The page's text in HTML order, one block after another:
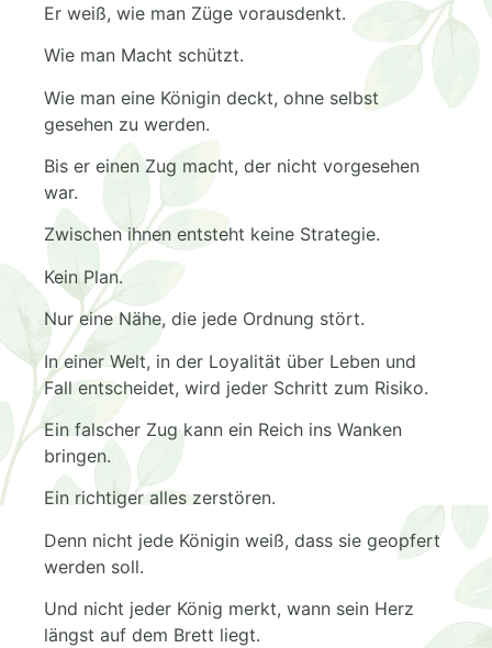
Er weiß, wie man Züge vorausdenkt.
Wie man Macht schützt.
Wie man eine Königin deckt, ohne selbst
gesehen zu werden.
Bis er einen Zug macht, der nicht vorgesehen
war.
Zwischen ihnen entsteht keine Strategie.
Kein Plan.
Nur eine Nähe, die jede Ordnung stört.
In einer Welt, in der Loyalität über Leben und
Fall entscheidet, wird jeder Schritt zum Risiko.
Ein falscher Zug kann ein Reich ins Wanken
bringen.
Ein richtiger alles zerstören.
Denn nicht jede Königin weiß, dass sie geopfert
werden soll.
Und nicht jeder König merkt, wann sein Herz
längst auf dem Brett liegt.